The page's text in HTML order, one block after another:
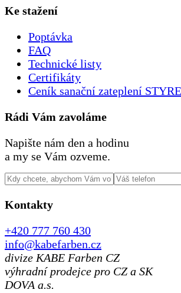
Ke stažení
Poptávka
FAQ
Technické listy
Certifikáty
Ceník sanační zateplení
Rádi Vám zavoláme
Napište nám den a hodinu
a my se Vám ozveme.
Kontakty
+420 777 760 430
info@kabefarben.cz
divize KABE Farben CZ
výhradní prodejce pro CZ a SK
DOVA a.s.